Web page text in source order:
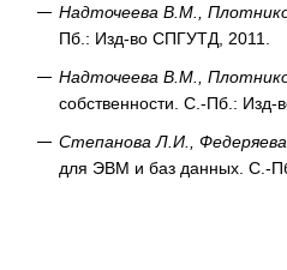
Надточеева В.М.,
Пб.: Изд-во СПГУТД, 2011.
Надточеева В.М.,
собственности. С.-Пб.:
Степанова Л.И.,
для ЭВМ и баз данных. С.-